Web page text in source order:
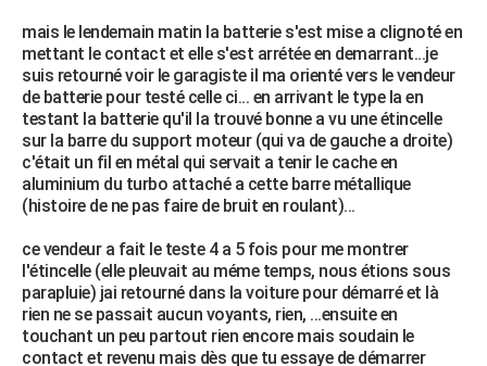
CARTE DE VOEUX
Carte de Noël
Carte Bonne année
Carte Saint-Valentin
Carte Pâques
Carte d'anniversaire
DICTIONNAIRE
Dictionnaire
Biographies
Citations
Expressions
Proverbes
PROGRAMME TV
COPAINS D'AVANT
FORUM
Bricolage
Lifestyle
Culture
Sport
Auto
Television
Voyage
Cinema
mais le lendemain matin la batterie s'est mise a clignoté en
mettant le contact et elle s'est arrétée en demarrant...je
suis retourné voir le garagiste il ma orienté vers le vendeur
de batterie pour testé celle ci... en arrivant le type la en
testant la batterie qu'il la trouvé bonne a vu une étincelle
sur la barre du support moteur (qui va de gauche a droite)
c'était un fil en métal qui servait a tenir le cache en
aluminium du turbo attaché a cette barre métallique
(histoire de ne pas faire de bruit en roulant)...
ce vendeur a fait le teste 4 a 5 fois pour me montrer
l'étincelle (elle pleuvait au méme temps, nous étions sous
parapluie) jai retourné dans la voiture pour démarré et là
rien ne se passait aucun voyants, rien, ...ensuite en
touchant un peu partout rien encore mais soudain le
contact et revenu mais dès que tu essaye de démarrer